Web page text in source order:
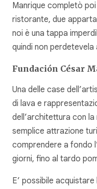
Manrique completò
ristorante, due
noi è una tappa
quindi non
Fundación César
Una delle case
di lava e
dell’architettura con la
semplice attrazione
comprendere a fondo
giorni, fino al tardo
E’ possibile